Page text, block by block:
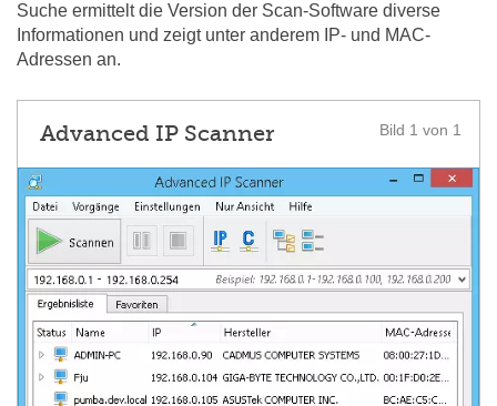
Suche ermittelt die Version der Scan-Software diverse
Informationen und zeigt unter anderem IP- und MAC-
Adressen an.
Bild 1 von 1
Advanced IP Scanner